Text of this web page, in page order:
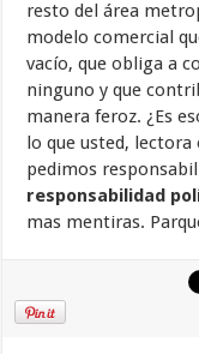
resto del área
modelo comercial
vacío, que obliga a
ninguno y que
manera feroz. ¿Es
lo que usted, lectora
pedimos
responsabilidad
mas mentiras.